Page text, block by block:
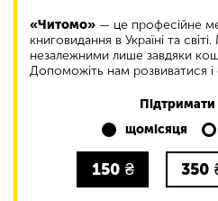
«Читомо» — це професійне
книговидання в Україні та
незалежними лише завдяки
Допоможіть нам розвиватися
щомісяця
150 ₴ 350